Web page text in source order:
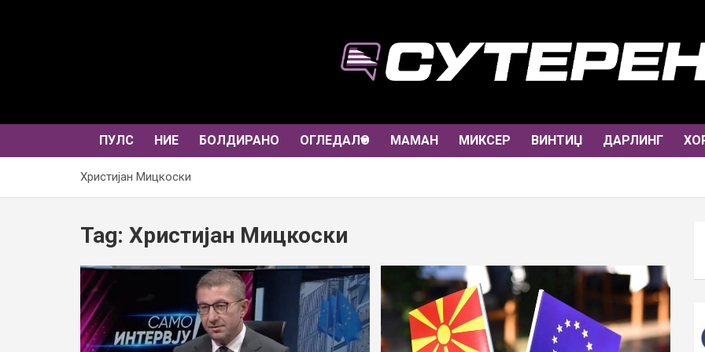
ПУЛС НИЕ БОЛДИРАНО ОГЛЕДАЛО МАМАН МИКСЕР ВИНТИЏ ДАРЛИНГ
Христијан Мицкоски
Tag: Христијан Мицкоски